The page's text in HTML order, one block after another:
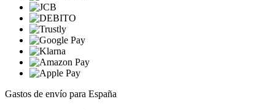
Gastos de envío para España